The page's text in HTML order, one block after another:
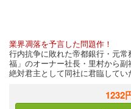
業界凋落を予言した問題作！
行内抗争に敗れた帝都銀行・元
福」のオーナー社長・里村から
絶対君主として同社に君臨してい
1232